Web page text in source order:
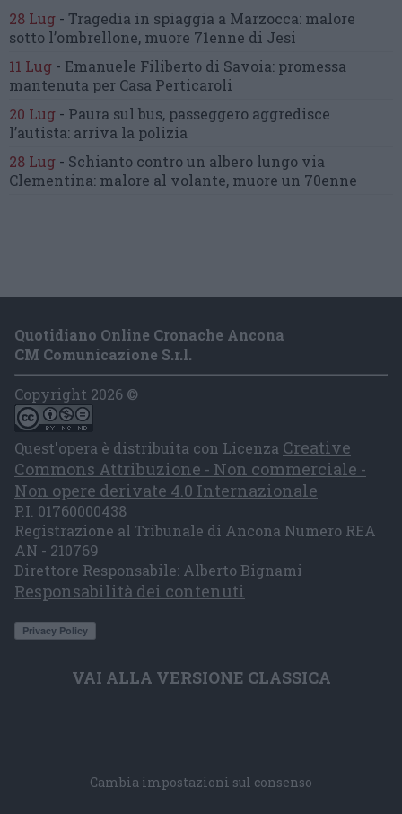
28 Lug - Tragedia in spiaggia a Marzocca: malore
sotto l’ombrellone, muore 71enne di Jesi
11 Lug - Emanuele Filiberto di Savoia: promessa
mantenuta per Casa Perticaroli
20 Lug - Paura sul bus, passeggero aggredisce
l’autista: arriva la polizia
28 Lug - Schianto contro un albero lungo via
Clementina: malore al volante, muore un 70enne
Quotidiano Online Cronache Ancona
CM Comunicazione S.r.l.
Copyright 2026 ©
Quest'opera è distribuita con Licenza Creative
Commons Attribuzione - Non commerciale -
Non opere derivate 4.0 Internazionale
P.I. 01760000438
Registrazione al Tribunale di Ancona Numero REA
AN - 210769
Direttore Responsabile: Alberto Bignami
Responsabilità dei contenuti
VAI ALLA VERSIONE CLASSICA
Cambia impostazioni sul consenso